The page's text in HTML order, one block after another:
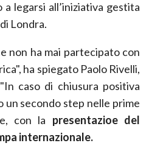
legarsi all’iniziativa gestita
Londra.
non ha mai partecipato con
ha spiegato Paolo Rivelli,
caso di chiusura positiva
un secondo step nelle prime
con la presentazioe del
internazionale.